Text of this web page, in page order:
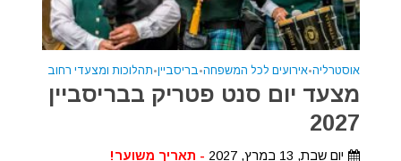
אוסטרליה•אירועים לכל המשפחה•בריסביין•תהלוכות ומצעדי רחוב
מצעד יום סנט פטריק בבריסביין
2027
יום שבת, 13 במרץ, 2027 - תאריך משוער!